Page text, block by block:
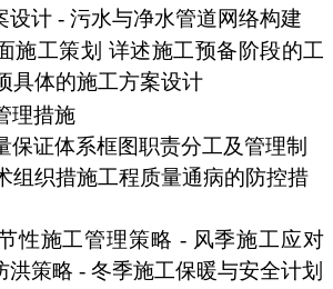
设计 - 污水与净水管道网络构建
施工策划 详述施工预备阶段的工
具体的施工方案设计
理措施
保证体系框图职责分工及管理制
组织措施工程质量通病的防控措
性施工管理策略 - 风季施工应对
洪策略 - 冬季施工保暖与安全计划